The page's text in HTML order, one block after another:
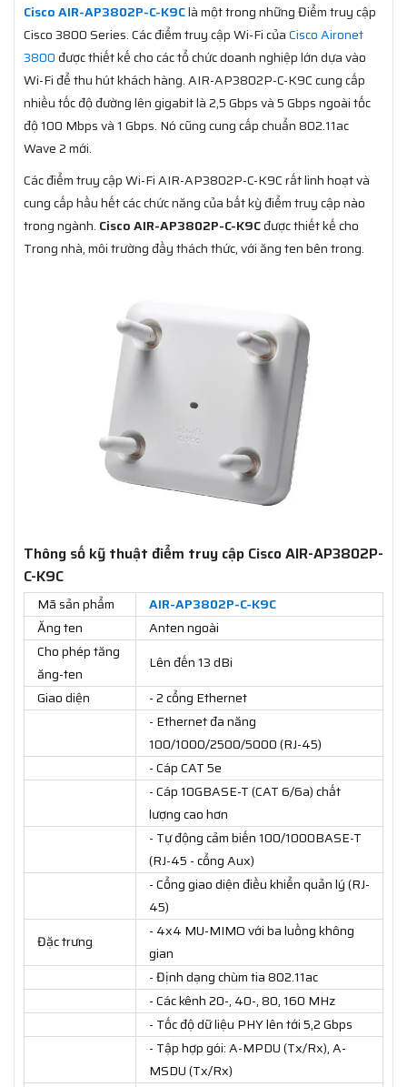
Cisco AIR-AP3802P-C-K9Clà một trong những Điểm truy cập
Cisco 3800 Series. Các điểm truy cập Wi-Fi củaCisco Aironet
3800 được thiết kế cho các tổ chức doanh nghiệp lớn dựa vào
Wi-Fi để thu hút khách hàng. AIR-AP3802P-C-K9C cung cấp
nhiều tốc độ đường lên gigabit là 2,5 Gbps và 5 Gbps ngoài tốc
độ 100 Mbps và 1 Gbps. Nó cũng cung cấp chuẩn 802.11ac
Wave 2 mới.
Các điểm truy cập Wi-Fi AIR-AP3802P-C-K9C rất linh hoạt và
cung cấp hầu hết các chức năng của bất kỳ điểm truy cập nào
trong ngành. Cisco AIR-AP3802P-C-K9Cđược thiết kế cho
Trong nhà, môi trường đầy thách thức, với ăng ten bên trong.
Thông số kỹ thuật điểm truy cập Cisco AIR-AP3802P-
C-K9C
Mã sản phẩm
AIR-AP3802P-C-K9C
Ăng ten
Anten ngoài
Cho phép tăng
ăng-ten
Lên đến 13 dBi
Giao diện
- 2 cổng Ethernet
- Ethernet đa năng
100/1000/2500/5000 (RJ-45)
- Cáp CAT 5e
- Cáp 10GBASE-T (CAT 6/6a) chất
lượng cao hơn
- Tự động cảm biến 100/1000BASE-T
(RJ-45 - cổng Aux)
- Cổng giao diện điều khiển quản lý (RJ-
45)
Đặc trưng
- 4x4 MU-MIMO với ba luồng không
gian
- Định dạng chùm tia 802.11ac
- Các kênh 20-, 40-, 80, 160 MHz
- Tốc độ dữ liệu PHY lên tới 5,2 Gbps
- Tập hợp gói: A-MPDU (Tx/Rx), A-
MSDU (Tx/Rx)